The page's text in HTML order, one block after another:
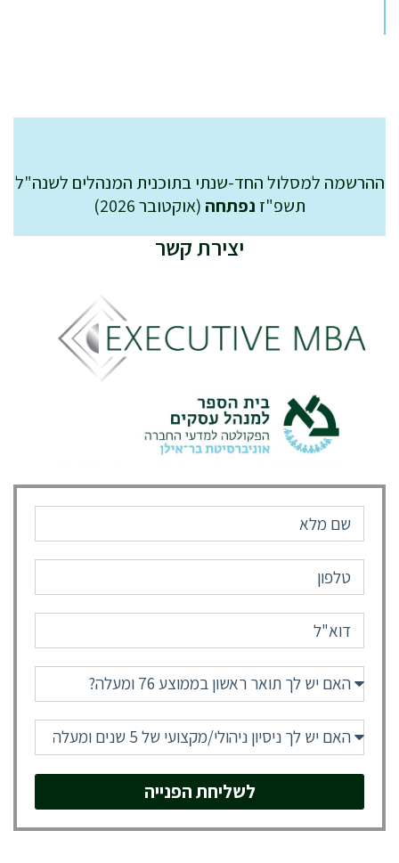
ההרשמה למסלול החד-שנתי בתוכנית המנהלים לשנה"ל
תשפ"ז נפתחה (אוקטובר 2026)
יצירת קשר
לשליחת הפנייה